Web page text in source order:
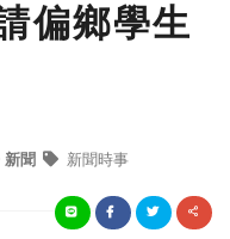
偏鄉學生
新聞 新聞時事